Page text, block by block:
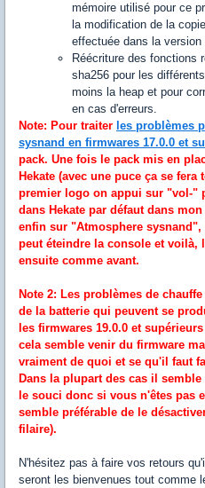
mémoire utilisé pour ce
la modification de la
effectuée dans la version
Réécriture des fonctions
sha256 pour les
moins la heap et pour
en cas d'erreurs.
Note: Pour traiter les problèmes
sysnand en firmwares 17.0.0 et
pack. Une fois le pack mis en
Hekate (avec une puce ça se
premier logo on appui sur "vol-"
dans Hekate par défaut dans
enfin sur "Atmosphere
peut éteindre la console et voilà,
ensuite comme avant.
Note 2: Les problèmes de
de la batterie qui peuvent se
les firmwares 19.0.0 et
cela semble venir du firmware
vraiment de quoi et se qu'il faut
Dans la plupart des cas il
le souci donc si vous n'êtes pas
semble préférable de le
filaire).
N'hésitez pas à faire vos retours
seront les bienvenues tout comme